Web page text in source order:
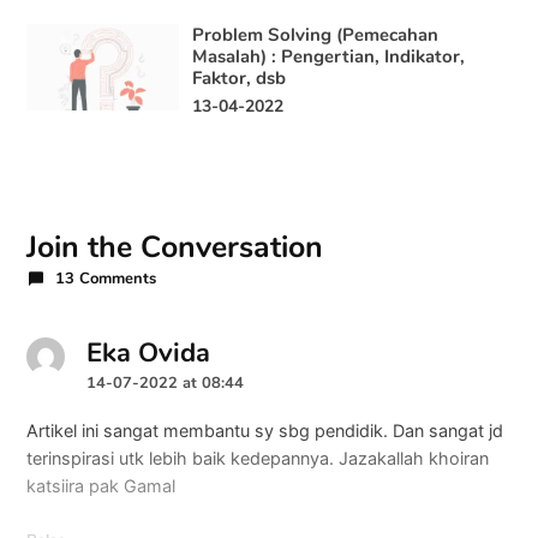
Problem Solving (Pemecahan
Masalah) : Pengertian, Indikator,
Faktor, dsb
13-04-2022
Join the Conversation
13 Comments
Eka Ovidasays:
14-07-2022 at 08:44
Artikel ini sangat membantu sy sbg pendidik. Dan sangat jd
terinspirasi utk lebih baik kedepannya. Jazakallah khoiran
katsiira pak Gamal